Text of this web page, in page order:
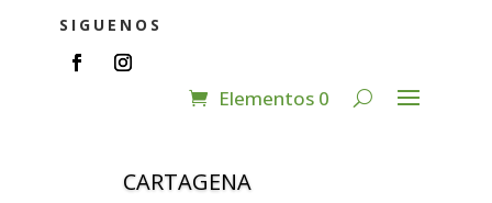
SIGUENOS
Elementos 0
CARTAGENA